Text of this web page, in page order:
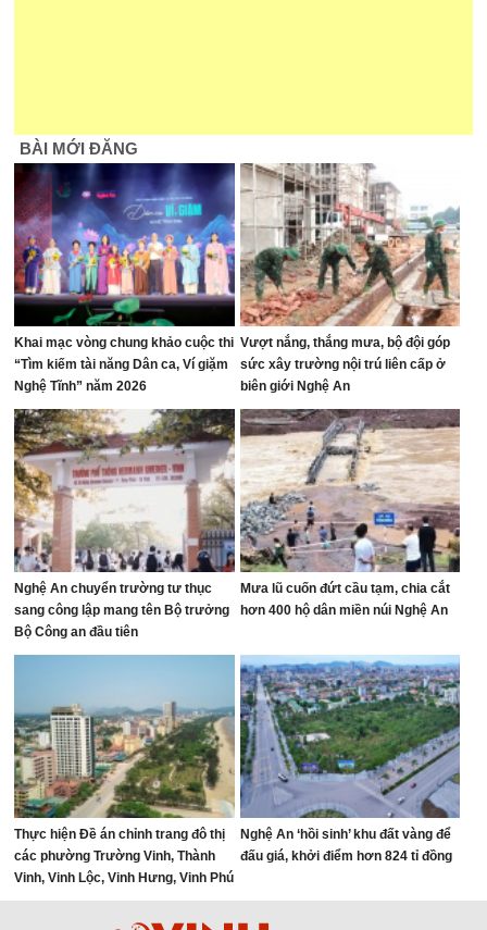
BÀI MỚI ĐĂNG
Khai mạc vòng chung khảo cuộc thi
“Tìm kiếm tài năng Dân ca, Ví giặm
Nghệ Tĩnh” năm 2026
Vượt nắng, thắng mưa, bộ đội góp
sức xây trường nội trú liên cấp ở
biên giới Nghệ An
Nghệ An chuyển trường tư thục
sang công lập mang tên Bộ trưởng
Bộ Công an đầu tiên
Mưa lũ cuốn đứt cầu tạm, chia cắt
hơn 400 hộ dân miền núi Nghệ An
Thực hiện Đề án chỉnh trang đô thị
các phường Trường Vinh, Thành
Vinh, Vinh Lộc, Vinh Hưng, Vinh Phú
và Cửa Lò giai đoạn 2026 – 2030
Nghệ An ‘hồi sinh’ khu đất vàng để
đấu giá, khởi điểm hơn 824 tỉ đồng